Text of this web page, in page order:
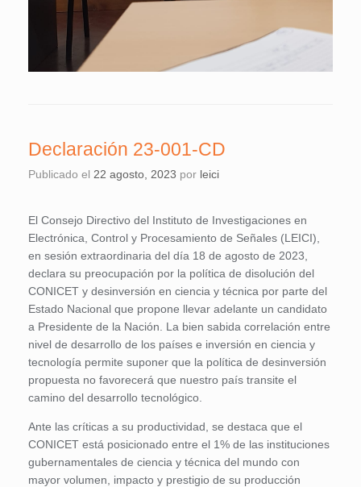
Declaración 23-001-CD
Publicado el 22 agosto, 2023 por leici
El Consejo Directivo del Instituto de Investigaciones en
Electrónica, Control y Procesamiento de Señales (LEICI),
en sesión extraordinaria del día 18 de agosto de 2023,
declara su preocupación por la política de disolución del
CONICET y desinversión en ciencia y técnica por parte del
Estado Nacional que propone llevar adelante un candidato
a Presidente de la Nación. La bien sabida correlación entre
nivel de desarrollo de los países e inversión en ciencia y
tecnología permite suponer que la política de desinversión
propuesta no favorecerá que nuestro país transite el
camino del desarrollo tecnológico.
Ante las críticas a su productividad, se destaca que el
CONICET está posicionado entre el 1% de las instituciones
gubernamentales de ciencia y técnica del mundo con
mayor volumen, impacto y prestigio de su producción